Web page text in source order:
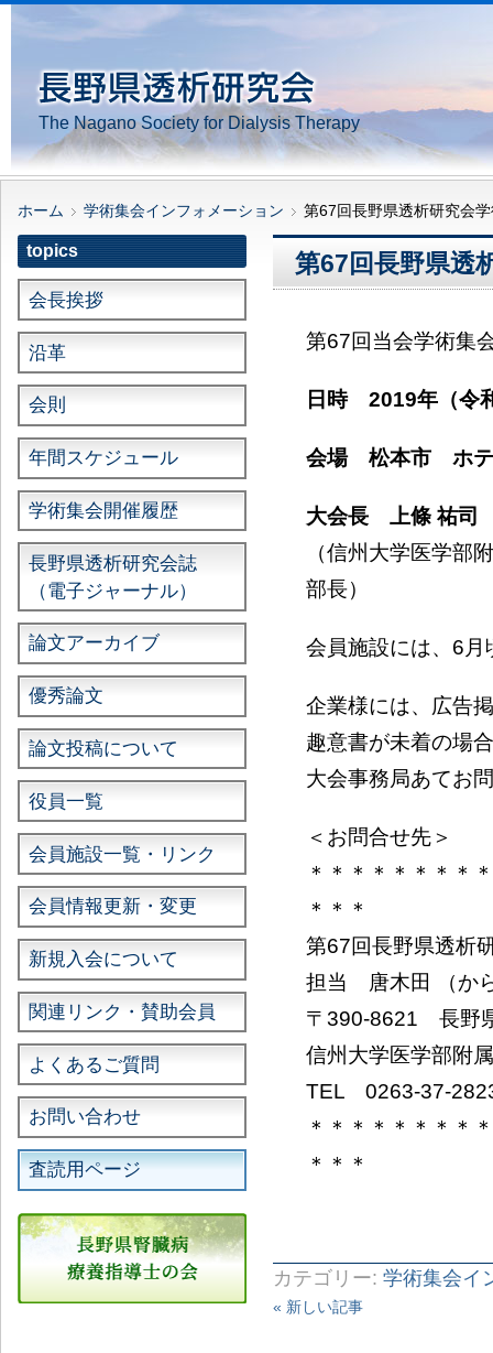
The Nagano Society for Dialysis Therapy
ホーム 学術集会インフォメーション 第67回長野県透析研究会
第67回長野県透
第67回当会学術集
日時 2019年（令
会場 松本市 ホテ
大会長 上條 祐司
（信州大学医学
部長）
会員施設には、6月
企業様には、広告
趣意書が未着の場
大会事務局あてお
＜お問合せ先＞
＊＊＊＊＊＊＊＊
＊＊＊
第67回長野県透析
担当 唐木田 （か
〒390-8621 長野
信州大学医学部附
TEL 0263-37-
＊＊＊＊＊＊＊＊
＊＊＊
カテゴリー: 学術集会イ
« 新しい記事
topics
会長挨拶
沿革
会則
年間スケジュール
学術集会開催履歴
長野県透析研究会誌
（電子ジャーナル）
論文アーカイブ
優秀論文
論文投稿について
役員一覧
会員施設一覧・リンク
会員情報更新・変更
新規入会について
関連リンク・賛助会員
よくあるご質問
お問い合わせ
査読用ページ